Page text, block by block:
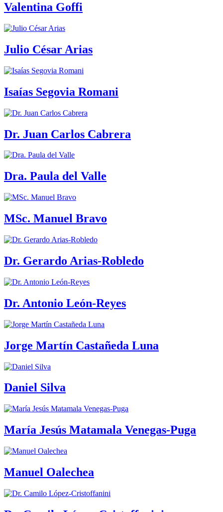
Valentina Goffi
Julio César Arias
Isaías Segovia Romani
Dr. Juan Carlos Cabrera
Dra. Paula del Valle
MSc. Manuel Bravo
Dr. Gerardo Arias-Robledo
Dr. Antonio León-Reyes
Jorge Martín Castañeda Luna
Daniel Silva
María Jesús Matamala Venegas-Puga
Manuel Oalechea